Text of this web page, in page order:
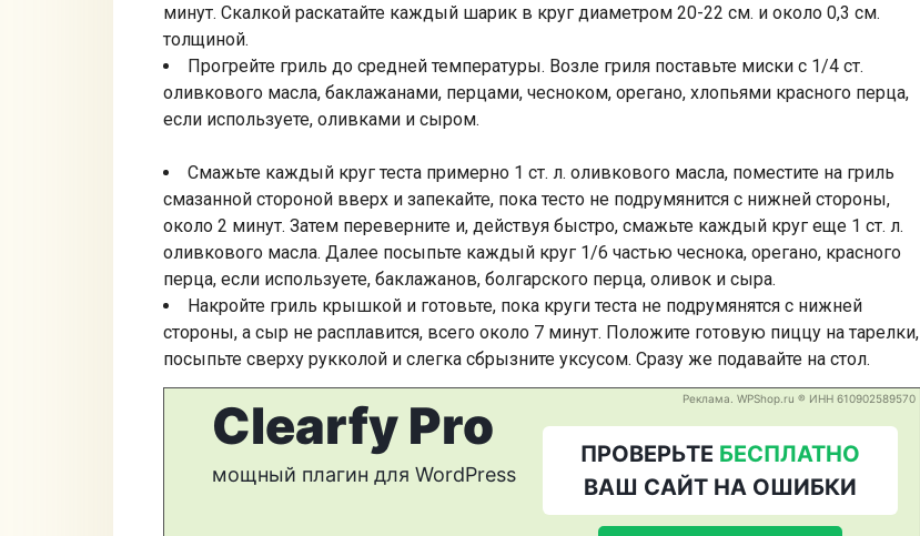
минут. Скалкой раскатайте каждый шарик в круг диаметром 20-22 см. и около 0,3 см.
толщиной.
Прогрейте гриль до средней температуры. Возле гриля поставьте миски с 1/4 ст.
оливкового масла, баклажанами, перцами, чесноком, орегано, хлопьями красного перца,
если используете, оливками и сыром.
Смажьте каждый круг теста примерно 1 ст. л. оливкового масла, поместите на гриль
смазанной стороной вверх и запекайте, пока тесто не подрумянится с нижней стороны,
около 2 минут. Затем переверните и, действуя быстро, смажьте каждый круг еще 1 ст. л.
оливкового масла. Далее посыпьте каждый круг 1/6 частью чеснока, орегано, красного
перца, если используете, баклажанов, болгарского перца, оливок и сыра.
Накройте гриль крышкой и готовьте, пока круги теста не подрумянятся с нижней
стороны, а сыр не расплавится, всего около 7 минут. Положите готовую пиццу на тарелки,
посыпьте сверху рукколой и слегка сбрызните уксусом. Сразу же подавайте на стол.